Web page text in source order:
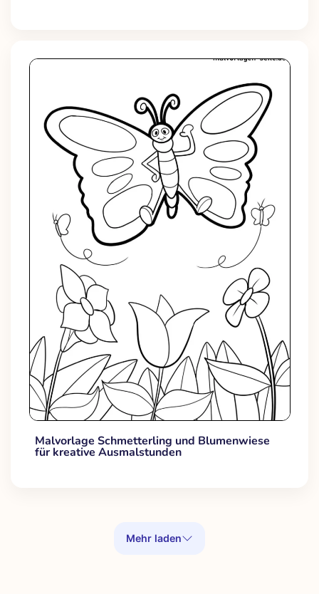
Malvorlage Schmetterling und Blumenwiese
für kreative Ausmalstunden
Mehr laden